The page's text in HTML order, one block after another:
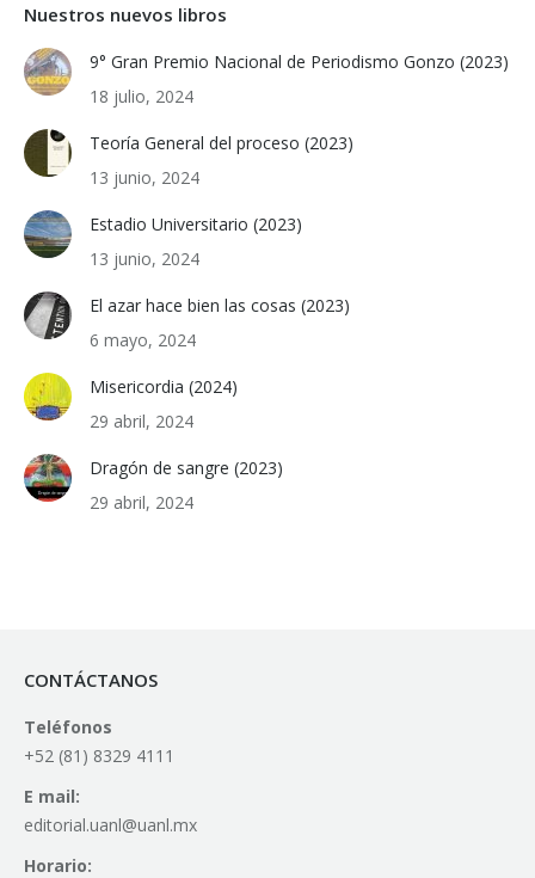
Nuestros nuevos libros
9° Gran Premio Nacional de Periodismo Gonzo (2023)
18 julio, 2024
Teoría General del proceso (2023)
13 junio, 2024
Estadio Universitario (2023)
13 junio, 2024
El azar hace bien las cosas (2023)
6 mayo, 2024
Misericordia (2024)
29 abril, 2024
Dragón de sangre (2023)
29 abril, 2024
CONTÁCTANOS
Teléfonos
+52 (81) 8329 4111
E mail:
editorial.uanl@uanl.mx
Horario: